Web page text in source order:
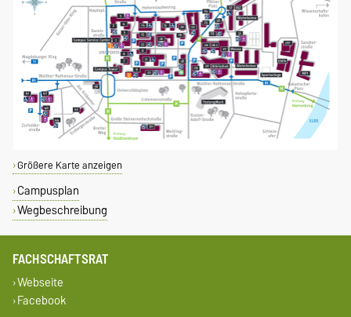
Größere Karte anzeigen
Campusplan
Wegbeschreibung
FACHSCHAFTSRAT
Webseite
Facebook